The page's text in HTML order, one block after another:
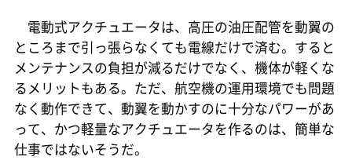
電動式アクチュエータは、高圧の油圧配管を動翼の
ところまで引っ張らなくても電線だけで済む。すると
メンテナンスの負担が減るだけでなく、機体が軽くな
るメリットもある。ただ、航空機の運用環境でも問題
なく動作できて、動翼を動かすのに十分なパワーがあ
って、かつ軽量なアクチュエータを作るのは、簡単な
仕事ではないそうだ。